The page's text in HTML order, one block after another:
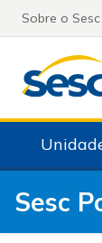
Sobre o Sesc
Sesc